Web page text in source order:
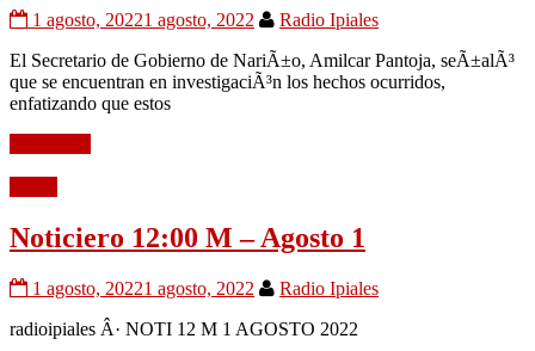
1 agosto, 20221 agosto, 2022
Radio Ipiales
El Secretario de Gobierno de NariÃ±o, Amilcar Pantoja, seÃ±alÃ³
que se encuentran en investigaciÃ³n los hechos ocurridos,
enfatizando que estos
Noticiero 12:00 M – Agosto 1
1 agosto, 20221 agosto, 2022
Radio Ipiales
radioipiales Â· NOTI 12 M 1 AGOSTO 2022